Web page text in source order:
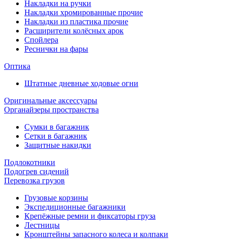
Накладки на ручки
Накладки хромированные прочие
Накладки из пластика прочие
Расширители колёсных арок
Спойлера
Реснички на фары
Оптика
Штатные дневные ходовые огни
Оригинальные аксессуары
Органайзеры пространства
Сумки в багажник
Сетки в багажник
Защитные накидки
Подлокотники
Подогрев сидений
Перевозка грузов
Грузовые корзины
Экспедиционные багажники
Крепёжные ремни и фиксаторы груза
Лестницы
Кронштейны запасного колеса и колпаки